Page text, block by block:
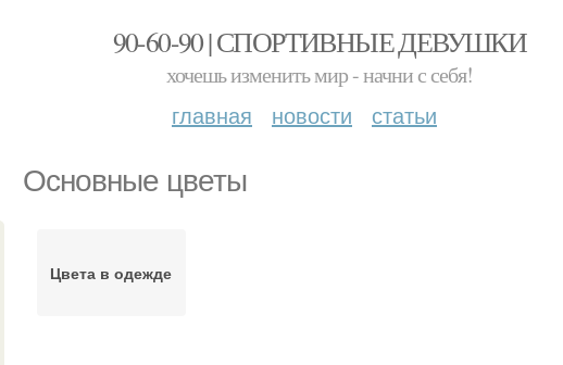
90-60-90 | СПОРТИВНЫЕ ДЕВУШКИ
хочешь изменить мир - начни с себя!
главная новости статьи
Основные цветы
Цвета в одежде